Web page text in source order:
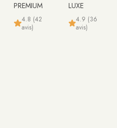
PREMIUM
4.8 (42
avis)
LUXE
4.9 (36
avis)